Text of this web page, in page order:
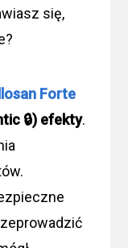
się,
Forte
🔒) efekty.